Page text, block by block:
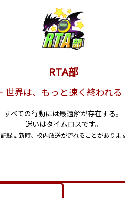
RTA部
世界は、もっと速く終われ
すべての行動には最適解が存在する。
迷いはタイムロスです。
録更新時、校内放送が流れることがあります